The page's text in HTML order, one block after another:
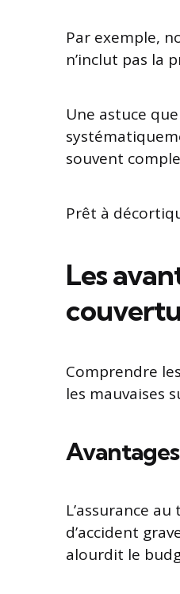
Par exemple,
n’inclut pas la
Une astuce
souvent
Prêt à
Les
Comprendre
les mauvaises
L’assurance
d’accident
alourdit le